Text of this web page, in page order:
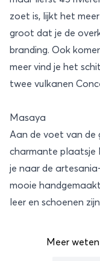
zoet is, lijkt het
groot dat je de
branding. Ook
meer vind je het
twee vulkanen
Masaya
Aan de voet van de
charmante plaatsje
je naar de
mooie
leer en schoenen
Meer